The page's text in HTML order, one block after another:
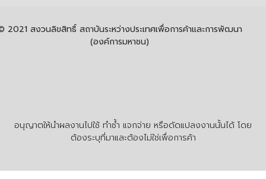
อนุญาตให้นำผลงานไปใช้ ทำซ้ำ แจกจ่าย หรือดัดแปลงงานนั้นได้ โดย
ต้องระบุที่มาและต้องไม่ใช่เพื่อการค้า
2021 สงวนลิขสิทธิ์ สถาบันระหว่างประเทศเพื่อการค้าและการพัฒนา
(องค์การมหาชน)